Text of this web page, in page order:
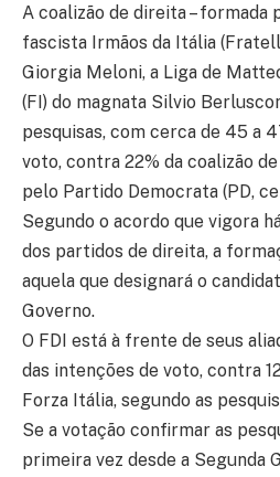
A coalizão de direita – formada
fascista Irmãos da Itália
Giorgia Meloni, a Liga de
(FI) do magnata Silvio
pesquisas, com cerca de 45 a
voto, contra 22% da coalizão
pelo Partido Democrata (PD,
Segundo o acordo que vigora
dos partidos de direita, a
aquela que designará o
Governo.
O FDI está à frente de seus
das intenções de voto, contra
Forza Itália, segundo as
Se a votação confirmar as
primeira vez desde a Segunda